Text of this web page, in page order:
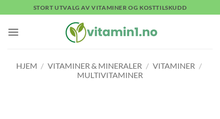
to
content
STORT UTVALG AV VITAMINER OG KOSTTILSKUDD
HJEM / VITAMINER & MINERALER / VITAMINER /
MULTIVITAMINER